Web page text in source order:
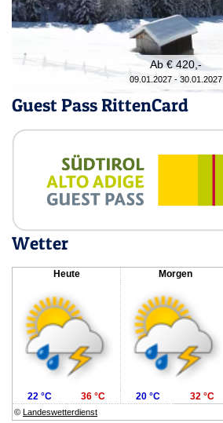
Ab € 420,-
09.01.2027 - 30.01.2027
Guest Pass RittenCard
Wetter
Heute Morgen
© Landeswetterdienst
22 °C 36 °C 20 °C 32 °C